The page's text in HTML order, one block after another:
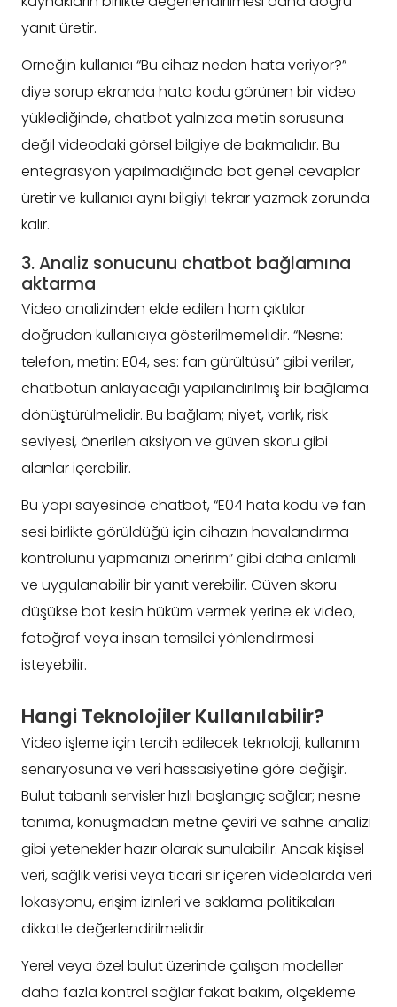
yanıt üretir.
Örneğin kullanıcı “Bu cihaz neden hata veriyor?”
diye sorup ekranda hata kodu görünen bir video
yüklediğinde, chatbot yalnızca metin sorusuna
değil videodaki görsel bilgiye de bakmalıdır. Bu
entegrasyon yapılmadığında bot genel cevaplar
üretir ve kullanıcı aynı bilgiyi tekrar yazmak zorunda
kalır.
3. Analiz sonucunu chatbot bağlamına
aktarma
Video analizinden elde edilen ham çıktılar
doğrudan kullanıcıya gösterilmemelidir. “Nesne:
telefon, metin: E04, ses: fan gürültüsü” gibi veriler,
chatbotun anlayacağı yapılandırılmış bir bağlama
dönüştürülmelidir. Bu bağlam; niyet, varlık, risk
seviyesi, önerilen aksiyon ve güven skoru gibi
alanlar içerebilir.
Bu yapı sayesinde chatbot, “E04 hata kodu ve fan
sesi birlikte görüldüğü için cihazın havalandırma
kontrolünü yapmanızı öneririm” gibi daha anlamlı
ve uygulanabilir bir yanıt verebilir. Güven skoru
düşükse bot kesin hüküm vermek yerine ek video,
fotoğraf veya insan temsilci yönlendirmesi
isteyebilir.
Hangi Teknolojiler Kullanılabilir?
Video işleme için tercih edilecek teknoloji, kullanım
senaryosuna ve veri hassasiyetine göre değişir.
Bulut tabanlı servisler hızlı başlangıç sağlar; nesne
tanıma, konuşmadan metne çeviri ve sahne analizi
gibi yetenekler hazır olarak sunulabilir. Ancak kişisel
veri, sağlık verisi veya ticari sır içeren videolarda veri
lokasyonu, erişim izinleri ve saklama politikaları
dikkatle değerlendirilmelidir.
Yerel veya özel bulut üzerinde çalışan modeller
daha fazla kontrol sağlar fakat bakım, ölçekleme